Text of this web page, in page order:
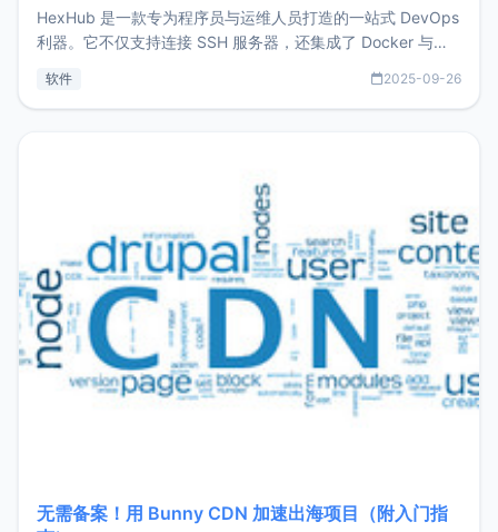
HexHub 是一款专为程序员与运维人员打造的一站式 DevOps
利器。它不仅支持连接 SSH 服务器，还集成了 Docker 与常
件间频繁切换，仅凭 HexHub 即可同时搞定运维与数据库操
软件 2025-09-26
无需备案！用 Bunny CDN 加速出海项目（附入门指